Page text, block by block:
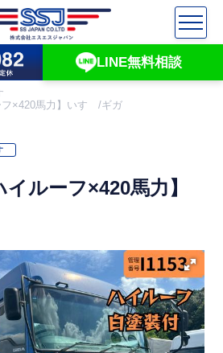
LINE無料相談
フ×420馬力】いすゞ/ギガ
イルーフ×420馬力】